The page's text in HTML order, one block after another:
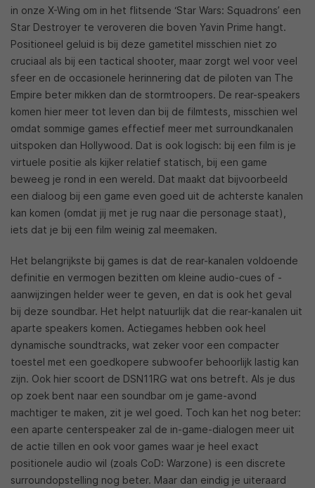
in onze X-Wing om in het flitsende ‘Star Wars: Squadrons’ een
Star Destroyer te veroveren die boven Yavin Prime hangt.
Positioneel geluid is bij deze gametitel misschien niet zo
cruciaal als bij een tactical shooter, maar zorgt wel voor veel
sfeer en de occasionele herinnering dat de piloten van The
Empire beter mikken dan de stormtroopers. De rear-speakers
komen hier meer tot leven dan bij de filmtests, misschien wel
omdat sommige games effectief meer met surroundkanalen
uitspoken dan Hollywood. Dat is ook logisch: bij een film is je
virtuele positie als kijker relatief statisch, bij een game
beweeg je rond in een wereld. Dat maakt dat bijvoorbeeld
een dialoog bij een game even goed uit de achterste kanalen
kan komen (omdat jij met je rug naar die personage staat),
iets dat je bij een film weinig zal meemaken.
Het belangrijkste bij games is dat de rear-kanalen voldoende
definitie en vermogen bezitten om kleine audio-cues of -
aanwijzingen helder weer te geven, en dat is ook het geval
bij deze soundbar. Het helpt natuurlijk dat die rear-kanalen uit
aparte speakers komen. Actiegames hebben ook heel
dynamische soundtracks, wat zeker voor een compacter
toestel met een goedkopere subwoofer behoorlijk lastig kan
zijn. Ook hier scoort de DSN11RG wat ons betreft. Als je dus
op zoek bent naar een soundbar om je game-avond
machtiger te maken, zit je wel goed. Toch kan het nog beter:
een aparte centerspeaker zal de in-game-dialogen meer uit
de actie tillen en ook voor games waar je heel exact
positionele audio wil (zoals CoD: Warzone) is een discrete
surroundopstelling nog beter. Maar dan eindig je uiteraard